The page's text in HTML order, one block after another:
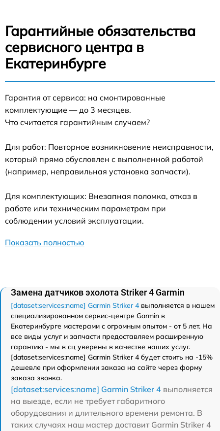
Гарантийные обязательства
сервисного центра в
Екатеринбурге
Гарантия от сервиса: на смонтированные
комплектующие — до 3 месяцев.
Что считается гарантийным случаем?
Для работ: Повторное возникновение неисправности,
который прямо обусловлен с выполненной работой
(например, неправильная установка запчасти).
Для комплектующих: Внезапная поломка, отказ в
работе или техническим параметрам при
соблюдении условий эксплуатации.
Показать полностью
Замена датчиков эхолота Striker 4 Garmin
[dataset:services:name] Garmin Striker 4 выполняется в нашем
специализированном сервис-центре Garmin в
Екатеринбурге мастерами с огромным опытом - от 5 лет. На
все виды услуг и запчасти предоставляем расширенную
гарантию - мы в сц уверены в качестве наших услуг.
[dataset:services:name] Garmin Striker 4 будет стоить на -15%
дешевле при оформлении заказа на сайте через форму
заказа звонка.
[dataset:services:name] Garmin Striker 4 выполняется
на выезде, если не требует габаритного
оборудования и длительного времени ремонта. В
таких случаях наш мастер доставит Garmin Striker 4